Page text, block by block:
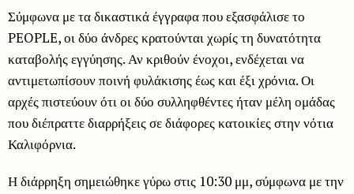
Σύμφωνα με τα δικαστικά έγγραφα που εξασφάλισε το
PEOPLE, οι δύο άνδρες κρατούνται χωρίς τη δυνατότητα
καταβολής εγγύησης. Αν κριθούν ένοχοι, ενδέχεται να
αντιμετωπίσουν ποινή φυλάκισης έως και έξι χρόνια. Οι
αρχές πιστεύουν ότι οι δύο συλληφθέντες ήταν μέλη ομάδας
που διέπραττε διαρρήξεις σε διάφορες κατοικίες στην νότια
Καλιφόρνια.
Η διάρρηξη σημειώθηκε γύρω στις 10:30 μμ, σύμφωνα με την